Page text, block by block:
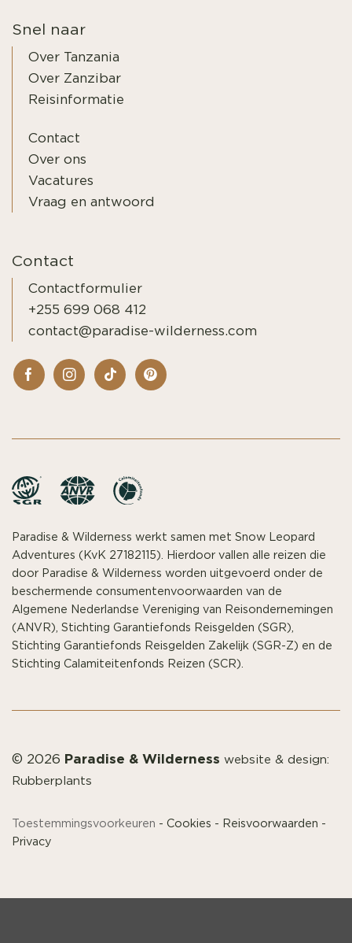
Snel naar
Over Tanzania
Over Zanzibar
Reisinformatie
Contact
Over ons
Vacatures
Vraag en antwoord
Contact
Contactformulier
+255 699 068 412
contact@paradise-wilderness.com
Paradise & Wilderness werkt samen met Snow Leopard
Adventures (KvK 27182115). Hierdoor vallen alle reizen die
door Paradise & Wilderness worden uitgevoerd onder de
beschermende consumentenvoorwaarden van de
Algemene Nederlandse Vereniging van Reisondernemingen
(ANVR), Stichting Garantiefonds Reisgelden (SGR),
Stichting Garantiefonds Reisgelden Zakelijk (SGR-Z) en de
Stichting Calamiteitenfonds Reizen (SCR).
© 2026 Paradise & Wilderness website & design:
Rubberplants
Toestemmingsvoorkeuren - Cookies - Reisvoorwaarden -
Privacy